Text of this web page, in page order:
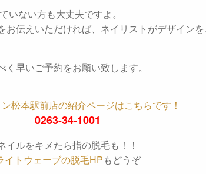
いない方も大丈夫ですよ。
お伝えいただければ、ネイリストがデザイン
早いご予約をお願い致します。
松本駅前店の紹介ページはこちらです！
0263-34-1001
イルをキメたら指の脱毛も！！
イトウェーブの脱毛HPもどうぞ